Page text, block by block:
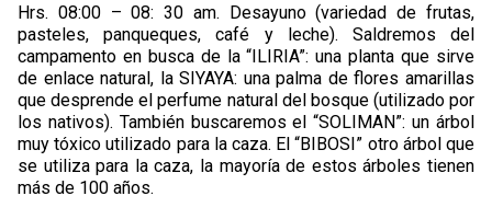
Hrs. 08:00 – 08: 30 am. Desayuno (variedad de frutas,
pasteles, panqueques, café y leche). Saldremos del
campamento en busca de la “ILIRIA”: una planta que sirve
de enlace natural, la SIYAYA: una palma de flores amarillas
que desprende el perfume natural del bosque (utilizado por
los nativos). También buscaremos el “SOLIMAN”: un árbol
muy tóxico utilizado para la caza. El “BIBOSI” otro árbol que
se utiliza para la caza, la mayoría de estos árboles tienen
más de 100 años.